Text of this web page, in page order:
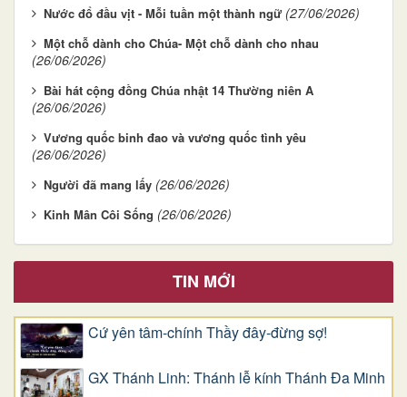
Nước đổ đầu vịt - Mỗi tuần một thành ngữ (27/06/2026)
Một chỗ dành cho Chúa- Một chỗ dành cho nhau
(26/06/2026)
Bài hát cộng đồng Chúa nhật 14 Thường niên A
(26/06/2026)
Vương quốc binh đao và vương quốc tình yêu
(26/06/2026)
Người đã mang lấy (26/06/2026)
Kinh Mân Côi Sống (26/06/2026)
TIN MỚI
Cứ yên tâm-chính Thầy đây-đừng sợ!
GX Thánh Linh: Thánh lễ kính Thánh Đa Minh